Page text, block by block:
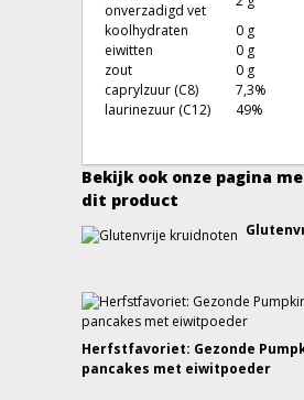
onverzadigd vet
koolhydraten
0 g
eiwitten
0 g
zout
0 g
caprylzuur (C8)
7,3%
laurinezuur (C12)
49%
Bekijk ook onze pagina
dit product
Herfstfavoriet: Gezonde
pancakes met eiwitpoeder